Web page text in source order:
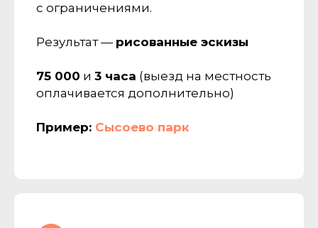
с ограничениями.
Результат — рисованные эскизы
75 000 и 3 часа (выезд на местность
оплачивается дополнительно)
Пример: Сысоево парк